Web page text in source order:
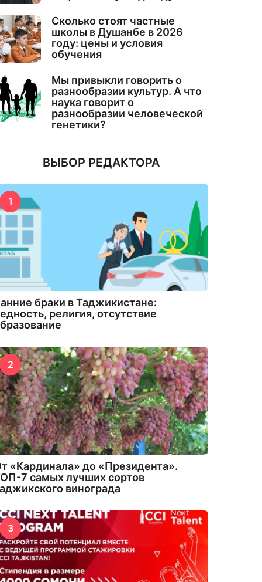
Сколько стоят частные
школы в Душанбе в 2026
году: цены и условия
обучения
Мы привыкли говорить о
разнообразии культур. А что
наука говорит о
разнообразии человеческой
генетики?
ВЫБОР РЕДАКТОРА
1
браки в Таджикистане:
религия, отсутствие
2
«Кардинала» до «Президента».
7 самых лучших сортов
винограда
3